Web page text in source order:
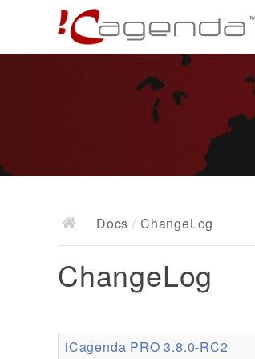
Docs / ChangeLog
ChangeLog
iCagenda PRO 3.8.0-RC2